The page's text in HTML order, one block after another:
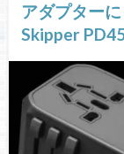
アダプター
Skipper